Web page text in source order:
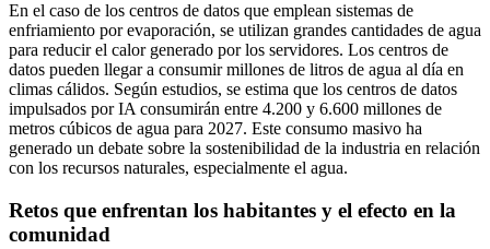
En el caso de los centros de datos que emplean sistemas de
enfriamiento por evaporación, se utilizan grandes cantidades de agua
para reducir el calor generado por los servidores. Los centros de
datos pueden llegar a consumir millones de litros de agua al día en
climas cálidos. Según estudios, se estima que los centros de datos
impulsados por IA consumirán entre 4.200 y 6.600 millones de
metros cúbicos de agua para 2027. Este consumo masivo ha
generado un debate sobre la sostenibilidad de la industria en relación
con los recursos naturales, especialmente el agua.
Retos que enfrentan los habitantes y el efecto en la
comunidad